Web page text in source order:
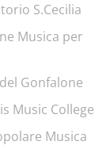
S.Cecilia
Musica per
Gonfalone
Music College
Musica